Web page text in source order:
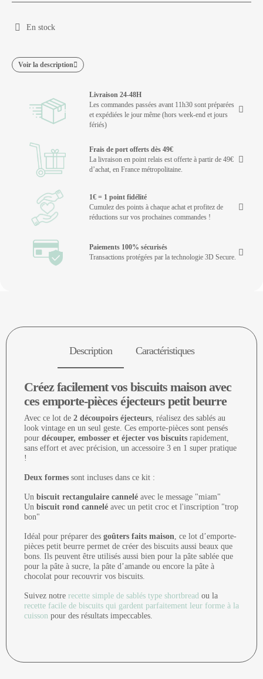
En stock
Voir la description
Livraison 24-48H
Les commandes passées avant 11h30 sont préparées
et expédiées le jour même (hors week-end et jours
fériés)
Frais de port offerts dès 49€
La livraison en point relais est offerte à partir de 49€
d’achat, en France métropolitaine.
1€ = 1 point fidélité
Cumulez des points à chaque achat et profitez de
réductions sur vos prochaines commandes !
Paiements 100% sécurisés
Transactions protégées par la technologie 3D Secure.
Description Caractéristiques
Créez facilement vos biscuits maison avec
ces emporte-pièces éjecteurs petit beurre
Avec ce lot de 2 découpoirs éjecteurs , réalisez des sablés au
look vintage en un seul geste. Ces emporte-pièces sont pensés
pour découper, embosser et éjecter vos biscuits rapidement,
sans effort et avec précision, un accessoire 3 en 1 super pratique
!
Deux formes sont incluses dans ce kit :
Un biscuit rectangulaire cannelé avec le message "miam"
Un biscuit rond cannelé avec un petit croc et l'inscription "trop
bon"
Idéal pour préparer des goûters faits maison , ce lot d’emporte-
pièces petit beurre permet de créer des biscuits aussi beaux que
bons. Ils peuvent être utilisés aussi bien pour la pâte sablée que
pour la pâte à sucre, la pâte d’amande ou encore la pâte à
chocolat pour recouvrir vos biscuits.
Suivez notre recette simple de sablés type shortbread ou la
recette facile de biscuits qui gardent parfaitement leur forme à la
cuisson pour des résultats impeccables.